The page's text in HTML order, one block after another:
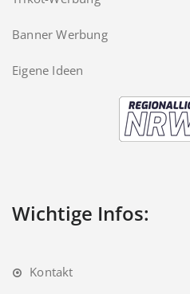
Banner Werbung
Eigene Ideen
Wichtige Infos:
Kontakt